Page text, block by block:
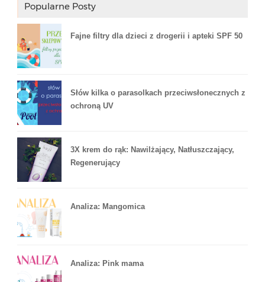
Popularne Posty
Fajne filtry dla dzieci z drogerii i apteki SPF 50
Słów kilka o parasolkach przeciwsłonecznych z
ochroną UV
3X krem do rąk: Nawilżający, Natłuszczający,
Regenerujący
Analiza: Mangomica
Analiza: Pink mama